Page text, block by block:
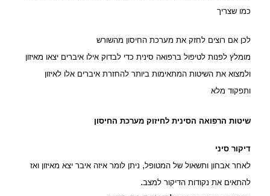
כמו שצריך
לכן אם רוצים לחזק את מערכת החיסון מהשורש
מומלץ לפנות לטיפול ברפואה סינית כדי לבדוק אילו איברים יצאו מאיזון
ולמצוא את השיטות המתאימות ביותר להחזרת איברים אלו לאיזון
ותפקוד מלא
שיטות הרפואה הסינית לחיזוק מערכת החיסון
דיקור סיני
לאחר אבחון ותשאול של המטופל, ניתן לומר איזה איבר יצא מאיזון ואז
להתאים את נקודות הדיקור למצב.